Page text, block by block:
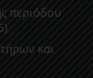
περιόδου
και